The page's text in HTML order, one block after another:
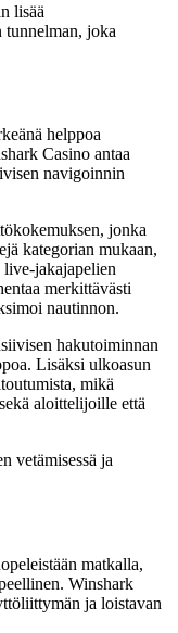
lisää
joka
helppoa
Casino antaa
navigoinnin
jonka
kategorian mukaan,
jakajapelien
merkittävästi
nautinnon.
hakutoiminnan
Lisäksi ulkoasun
mikä
aloittelijoille että
vetämisessä ja
matkalla,
Winshark
ja loistavan